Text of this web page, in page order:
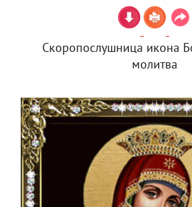
Скоропослушница икона
молитва